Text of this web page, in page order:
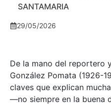
SANTAMARIA
29/05/2026
De la mano del reportero
González Pomata (1926-
claves que explican
—no siempre en la buena